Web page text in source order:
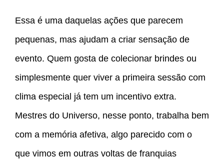
Essa é uma daquelas ações que parecem
pequenas, mas ajudam a criar sensação de
evento. Quem gosta de colecionar brindes ou
simplesmente quer viver a primeira sessão com
clima especial já tem um incentivo extra.
Mestres do Universo, nesse ponto, trabalha bem
com a memória afetiva, algo parecido com o
que vimos em outras voltas de franquias